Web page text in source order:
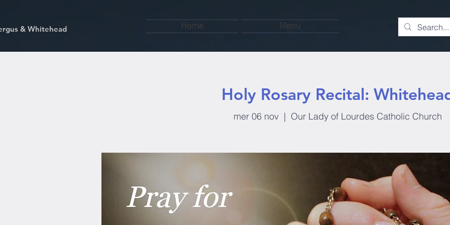
& Whitehead Home Menu
Holy Rosary Recital:
mer 06 nov
  |
Our Lady of Lourdes Catholic Church